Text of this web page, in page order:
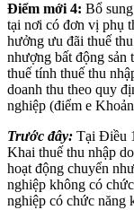
Điểm mới 4: Bổ
tại nơi có đơn vị phụ
hưởng ưu đãi thuế
nhượng bất động sản
thuế tính thuế thu
doanh thu theo quy
nghiệp (điểm e
Trước đây: Tại Điều
Khai thuế thu nhập
hoạt động chuyển
nghiệp không có
nghiệp có chức năng